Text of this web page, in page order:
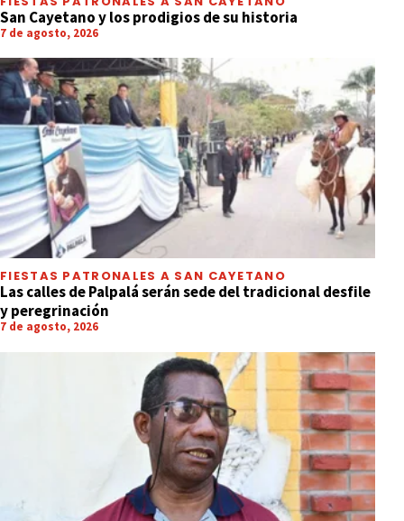
San Cayetano y los prodigios de su historia
7 de agosto, 2026
FIESTAS PATRONALES A SAN CAYETANO
Las calles de Palpalá serán sede del tradicional desfile
y peregrinación
7 de agosto, 2026